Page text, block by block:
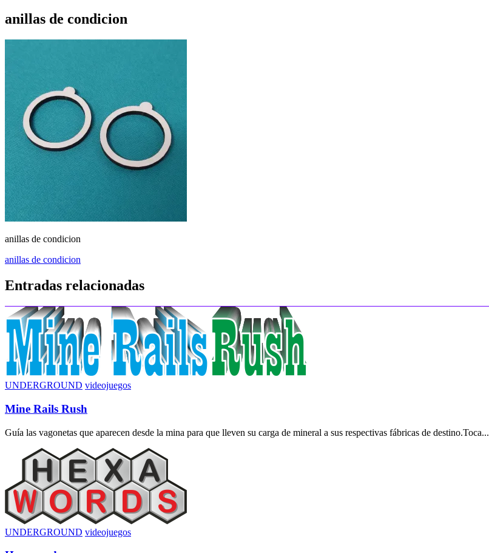
anillas de condicion
anillas de condicion
Navegación
de
entradas
anillas de condicion
Entradas relacionadas
UNDERGROUND videojuegos
Mine Rails Rush
Guía las vagonetas que aparecen desde la mina para que lleven su carga de mineral a sus respectivas fábricas de destino.Toca...
UNDERGROUND videojuegos